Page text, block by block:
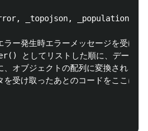
_topojson, _population,
ー発生時エラーメッセージを受け取
としてリストした順に、データを
オブジェクトの配列に変換される
受け取ったあとのコードをここに書